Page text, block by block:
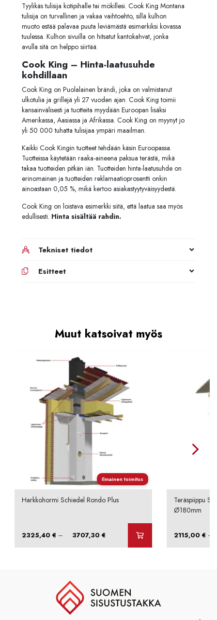
Tyylikäs tulisija kotipihalle tai mökillesi. Cook King Montana
tulisija on turvallinen ja vakaa vaihtoehto, sillä kulhon
muoto estää palavaa puuta leviämästä esimerkiksi kovassa
tuulessa. Kulhon sivuilla on hitsatut kantokahvat, jonka
avulla sitä on helppo siirtää.
Cook King – Hinta-laatusuhde
kohdillaan
Cook King on Puolalainen brändi, joka on valmistanut
ulkotulia ja grillejä yli 27 vuoden ajan. Cook King toimii
kansainvälisesti ja tuotteita myydään Euroopan lisäksi
Amerikassa, Aasiassa ja Afrikassa. Cook King on myynyt jo
yli 50 000 tuhatta tulisijaa ympäri maailman.
Kaikki Cook Kingin tuotteet tehdään käsin Euroopassa.
Tuotteissa käytetään raaka-aineena paksua terästä, mikä
takaa tuotteiden pitkän iän. Tuotteiden hinta-laatusuhde on
erinomainen ja tuotteiden reklamaatioprosentti onkin
ainoastaan 0,05 %, mikä kertoo asiakastyytyväisyydestä.
Cook King on loistava esimerkki siitä, että laatua saa myös
edullisesti. Hinta sisältää rahdin.
Tekniset tiedot
Esitteet
Muut katsoivat myös
Ilmainen toimitus
Harkkohormi Schiedel Rondo Plus
2325,40€ – 3707,30€ Hintaluokka:
Teräspiippu
Ø180mm
2115,00 € –